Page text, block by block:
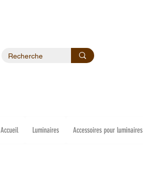
Accueil Luminaires Accessoires pour luminaires